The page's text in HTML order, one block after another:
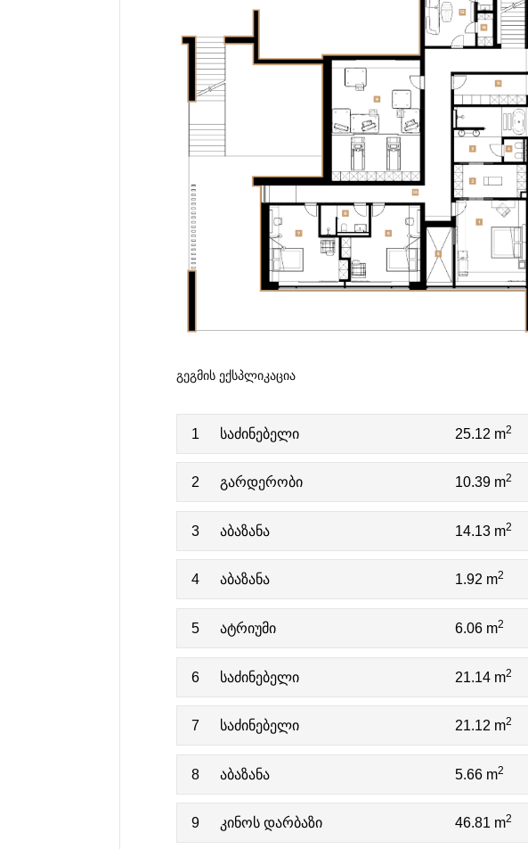
ᲒᲔᲒᲛᲘᲡ ᲔᲥᲡᲞᲚᲘᲙᲐᲪᲘᲐ
1 საძინებელი 25.12 m2
2 გარდერობი 10.39 m2
3 აბაზანა 14.13 m2
4 აბაზანა 1.92 m2
5 ატრიუმი 6.06 m2
6 საძინებელი 21.14 m2
7 საძინებელი 21.12 m2
8 აბაზანა 5.66 m2
9 კინოს დარბაზი 46.81 m2